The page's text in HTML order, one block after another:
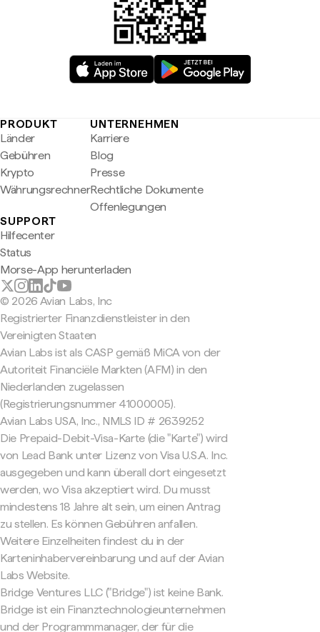
PRODUKT
Länder
Gebühren
Krypto
Währungsrechner
UNTERNEHMEN
Karriere
Blog
Presse
Rechtliche Dokumente
Offenlegungen
SUPPORT
Hilfecenter
Status
Morse-App herunterladen
© 2026 Avian Labs, Inc
Registrierter Finanzdienstleister in den
Vereinigten Staaten
Avian Labs ist als CASP gemäß MiCA von der
Autoriteit Financiële Markten (AFM) in den
Niederlanden zugelassen
(Registrierungsnummer 41000005).
Avian Labs USA, Inc., NMLS ID # 2639252
Die Prepaid-Debit-Visa-Karte (die "Karte") wird
von Lead Bank unter Lizenz von Visa U.S.A. Inc.
ausgegeben und kann überall dort eingesetzt
werden, wo Visa akzeptiert wird. Du musst
mindestens 18 Jahre alt sein, um einen Antrag
zu stellen. Es können Gebühren anfallen.
Weitere Einzelheiten findest du in der
Karteninhabervereinbarung und auf der Avian
Labs Website.
Bridge Ventures LLC ("Bridge") ist keine Bank.
Bridge ist ein Finanztechnologieunternehmen
und der Programmmanager, der für die